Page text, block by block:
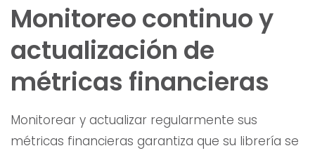
Monitoreo continuo y
actualización de
métricas financieras
Monitorear y actualizar regularmente sus
métricas financieras garantiza que su librería se